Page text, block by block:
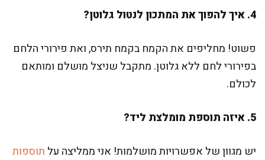
4. איך להפוך את המתכון לנטול גלוטן?
פשוט! מחליפים את הקמח בקמח תירס, ואת פירורי הלחם
בפירורי לחם ללא גלוטן. מתקבל שניצל מושלם ומותאם
לכולם.
5. איזה תוספת מומלצת ליד?
יש מגוון של אפשרויות מושלמות! אני ממליצה על תוספות